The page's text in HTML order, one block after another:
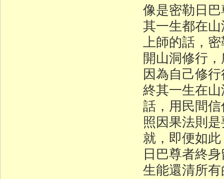
像是密勒日
其一生都在
上師的話，
開山洞修行
因為自己修
終其一生在
話，用民間
照因果法則
就，即便如
日巴尊者終
生能還清所